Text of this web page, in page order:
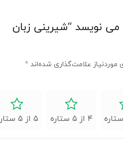
نویسد “شیرینی زبان
علامت‌گذاری شده‌اند *
۴ از ۵ ستاره ۵ از ۵ ستاره